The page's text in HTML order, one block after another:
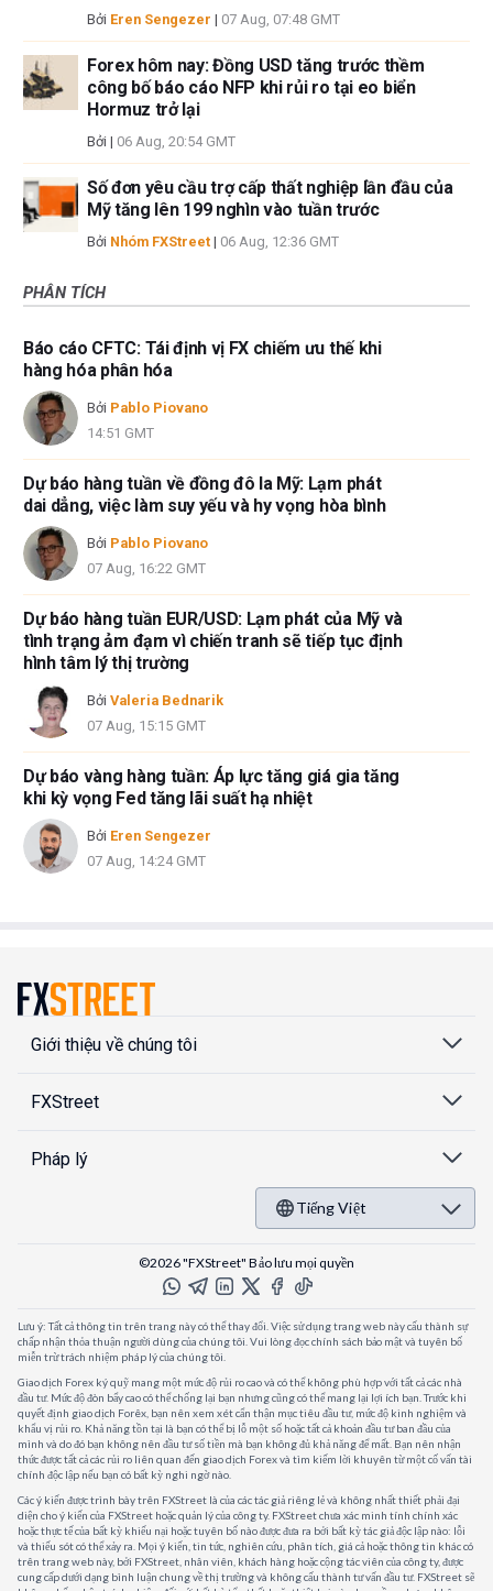
Bởi Eren Sengezer | 07 Aug, 07:48 GMT
Forex hôm nay: Đồng USD tăng trước thềm
công bố báo cáo NFP khi rủi ro tại eo biển
Hormuz trở lại
Bởi | 06 Aug, 20:54 GMT
Số đơn yêu cầu trợ cấp thất nghiệp lần đầu của
Mỹ tăng lên 199 nghìn vào tuần trước
Bởi Nhóm FXStreet | 06 Aug, 12:36 GMT
PHÂN TÍCH
Báo cáo CFTC: Tái định vị FX chiếm ưu thế khi
hàng hóa phân hóa
Bởi Pablo Piovano
14:51 GMT
Dự báo hàng tuần về đồng đô la Mỹ: Lạm phát
dai dẳng, việc làm suy yếu và hy vọng hòa bình
Bởi Pablo Piovano
07 Aug, 16:22 GMT
Dự báo hàng tuần EUR/USD: Lạm phát của Mỹ và
tình trạng ảm đạm vì chiến tranh sẽ tiếp tục định
hình tâm lý thị trường
Bởi Valeria Bednarik
07 Aug, 15:15 GMT
Dự báo vàng hàng tuần: Áp lực tăng giá gia tăng
khi kỳ vọng Fed tăng lãi suất hạ nhiệt
Bởi Eren Sengezer
07 Aug, 14:24 GMT
Giới thiệu về chúng tôi
FXStreet
Pháp lý
Tiếng Việt
©2026 "FXStreet" Bảo lưu mọi quyền
Lưu ý: Tất cả thông tin trên trang này có thể thay đổi. Việc sử dụng trang web này cấu thành sự
chấp nhận thỏa thuận người dùng của chúng tôi. Vui lòng đọc chính sách bảo mật và tuyên bố
miễn trừ trách nhiệm pháp lý của chúng tôi.
Giao dịch Forex ký quỹ mang một mức độ rủi ro cao và có thể không phù hợp với tất cả các nhà
đầu tư. Mức độ đòn bẩy cao có thể chống lại bạn nhưng cũng có thể mang lại lợi ích bạn. Trước khi
quyết định giao dịch Forêx, bạn nên xem xét cẩn thận mục tiêu đầu tư, mức độ kinh nghiệm và
khẩu vị rủi ro. Khả năng tồn tại là bạn có thể bị lỗ một số hoặc tất cả khoản đầu tư ban đầu của
mình và do đó bạn không nên đầu tư số tiền mà bạn không đủ khả năng để mất. Bạn nên nhận
thức được tất cả các rủi ro liên quan đến giao dịch Forex và tìm kiếm lời khuyên từ một cố vấn tài
chính độc lập nếu bạn có bất kỳ nghi ngờ nào.
Các ý kiến được trình bày trên FXStreet là của các tác giả riêng lẻ và không nhất thiết phải đại
diện cho ý kiến của FXStreet hoặc quản lý của công ty. FXStreet chưa xác minh tính chính xác
hoặc thực tế của bất kỳ khiếu nại hoặc tuyên bố nào được đưa ra bởi bất kỳ tác giả độc lập nào: lỗi
và thiếu sót có thể xảy ra. Mọi ý kiến, tin tức, nghiên cứu, phân tích, giá cả hoặc thông tin khác có
trên trang web này, bởi FXStreet, nhân viên, khách hàng hoặc cộng tác viên của công ty, được
cung cấp dưới dạng bình luận chung về thị trường và không cấu thành tư vấn đầu tư. FXStreet sẽ